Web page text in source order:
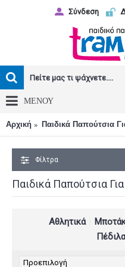
Σύνδεση
ΜΕΝΟΥ
Αρχική Παιδικά Παπούτσια
Φίλτρα
Παιδικά Παπούτσια
Αθλητικά